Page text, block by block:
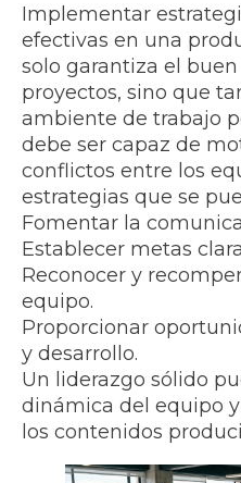
Implementar
efectivas en una
solo garantiza el
proyectos, sino que
ambiente de trabajo
debe ser capaz de
conflictos entre los
estrategias que se
Fomentar la
Establecer metas
Reconocer y
equipo.
Proporcionar
y desarrollo.
Un liderazgo sólido
dinámica del equipo
los contenidos